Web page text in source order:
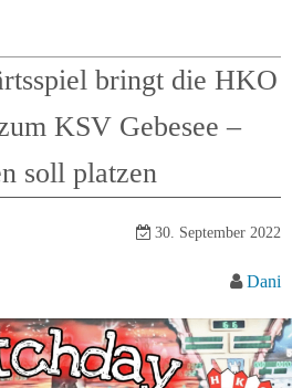
bringt die HKO
KSV Gebesee –
soll platzen
30. September 2022
Dani